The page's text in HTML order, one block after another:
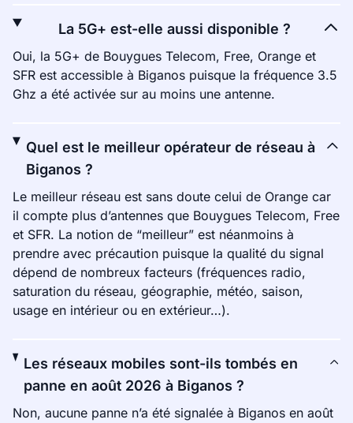
La 5G+ est-elle aussi disponible ?
Oui, la 5G+ de Bouygues Telecom, Free, Orange et
SFR est accessible à Biganos puisque la fréquence 3.5
Ghz a été activée sur au moins une antenne.
Quel est le meilleur opérateur de réseau à
Biganos ?
Le meilleur réseau est sans doute celui de Orange car
il compte plus d’antennes que Bouygues Telecom, Free
et SFR. La notion de “meilleur” est néanmoins à
prendre avec précaution puisque la qualité du signal
dépend de nombreux facteurs (fréquences radio,
saturation du réseau, géographie, météo, saison,
usage en intérieur ou en extérieur…).
Les réseaux mobiles sont-ils tombés en
panne en août 2026 à Biganos ?
Non, aucune panne n’a été signalée à Biganos en août